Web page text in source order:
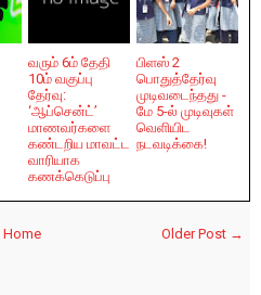
வரும் 6ம் தேதி
10ம் வகுப்பு
தேர்வு:
‘ஆப்சென்ட்’
மாணவர்களை
கண்டறிய மாவட்ட
வாரியாக
கணக்கெடுப்பு
பிளஸ் 2
பொதுத்தேர்வு
முடிவடைந்தது -
மே 5-ல் முடிவுகள்
வெளியிட
நடவடிக்கை!
Older Post →
Home